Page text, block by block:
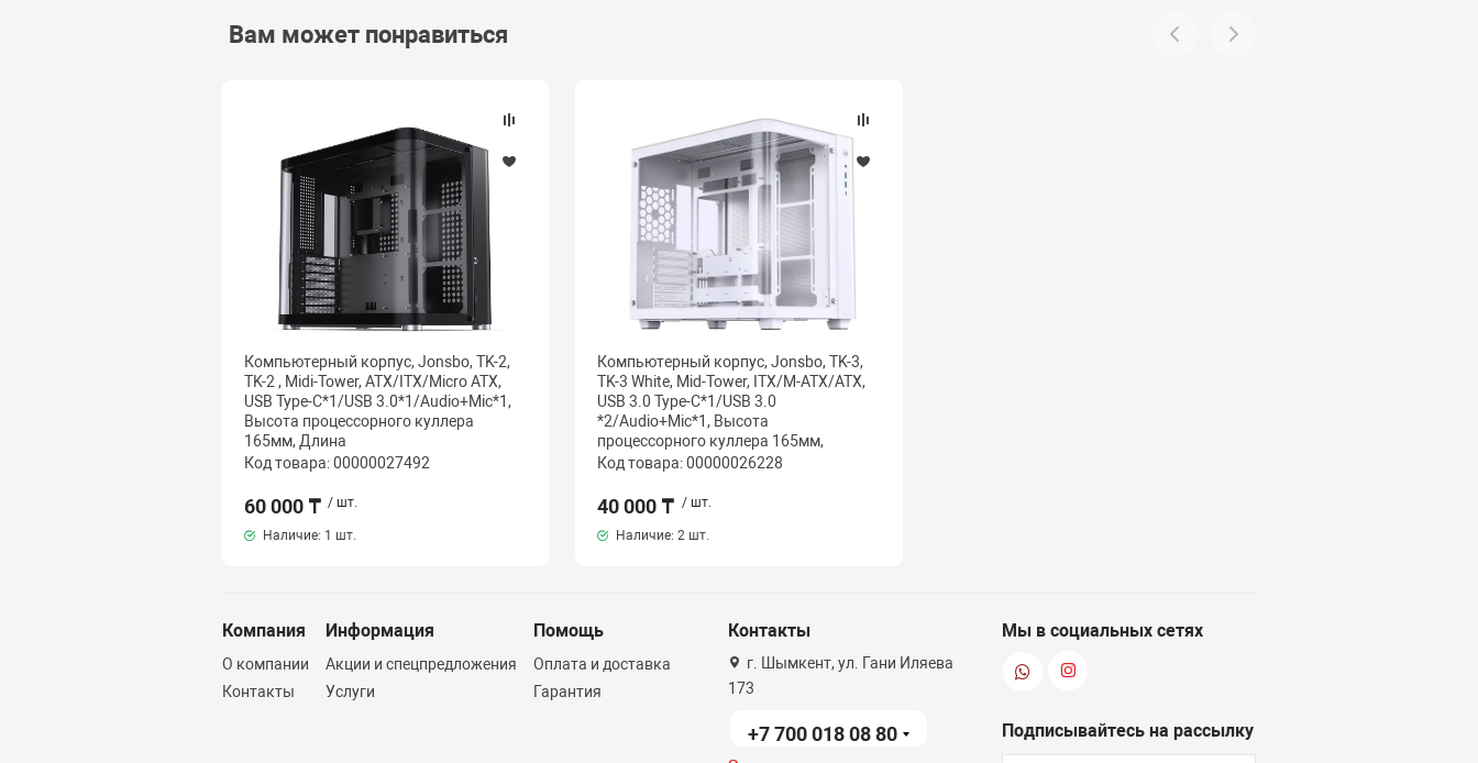
Вам может понравиться
Компьютерный корпус, Jonsbo, TK-2,
TK-2 , Midi-Tower, ATX/ITX/Micro ATX,
USB Type-C*1/USB 3.0*1/Audio+Mic*1,
Высота процессорного куллера
165мм, Длина
Код товара: 00000027492
60 000 ₸ / шт.
Наличие: 1 шт.
Компьютерный корпус, Jonsbo, TK-3,
TK-3 White, Mid-Tower, ITX/M-ATX/ATX,
USB 3.0 Type-C*1/USB 3.0
*2/Audio+Mic*1, Высота
процессорного куллера 165мм,
Код товара: 00000026228
40 000 ₸ / шт.
Наличие:2 шт.
Компания
О компании
Контакты
Информация
Акции и спецпредложения
Услуги
Помощь
Оплата и доставка
Гарантия
Контакты
г. Шымкент, ул. Гани Иляева
173
+7 700 018 08 80
Мы в социальных сетях
Подписывайтесь на рассылку